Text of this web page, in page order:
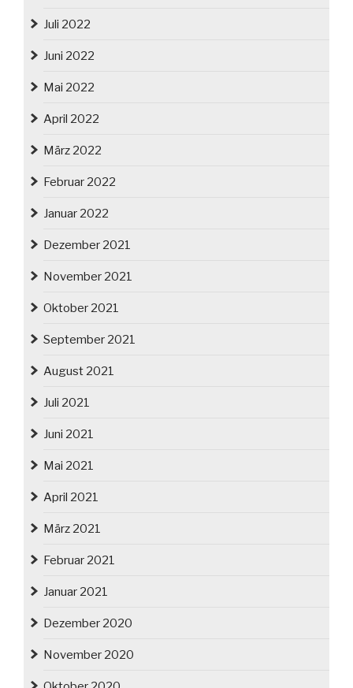
Juli 2022
Juni 2022
Mai 2022
April 2022
März 2022
Februar 2022
Januar 2022
Dezember 2021
November 2021
Oktober 2021
September 2021
August 2021
Juli 2021
Juni 2021
Mai 2021
April 2021
März 2021
Februar 2021
Januar 2021
Dezember 2020
November 2020